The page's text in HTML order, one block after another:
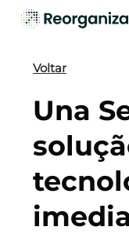
Skip
contentVoltar
Una